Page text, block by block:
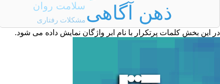
ذهن آگاهی سلامت روان
مشکلات رفتاری
این بخش کلمات پرتکرار با نام ابر واژگان نمایش داده می شود.